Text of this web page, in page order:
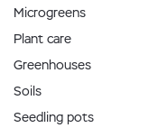
Microgreens
Plant care
Greenhouses
Soils
Seedling pots